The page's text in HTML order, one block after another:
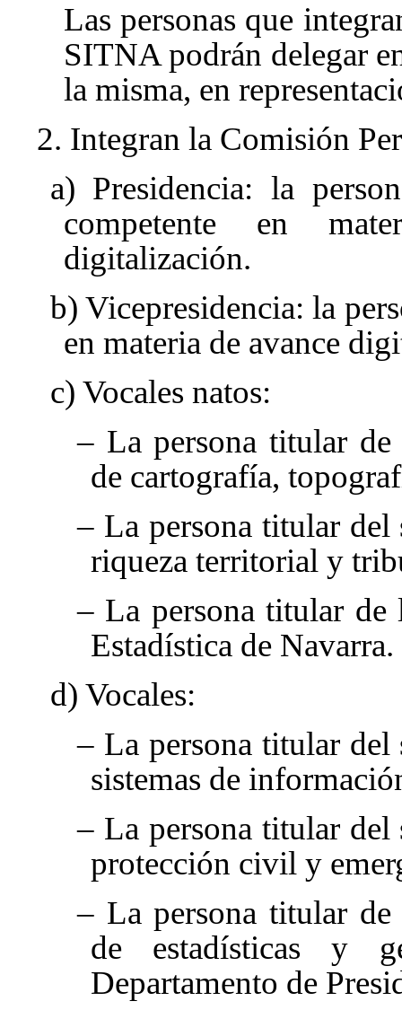
Las personas que
SITNA podrán delegar
la misma, en
2. Integran la Comisión
a) Presidencia: la
competente en
digitalización.
b) Vicepresidencia: la
en materia de avance
c) Vocales natos:
– La persona titular de
de cartografía,
– La persona titular del
riqueza territorial y
– La persona titular de
Estadística de Navarra.
d) Vocales:
– La persona titular del
sistemas de
– La persona titular del
protección civil y
– La persona titular de
de estadísticas y
Departamento de